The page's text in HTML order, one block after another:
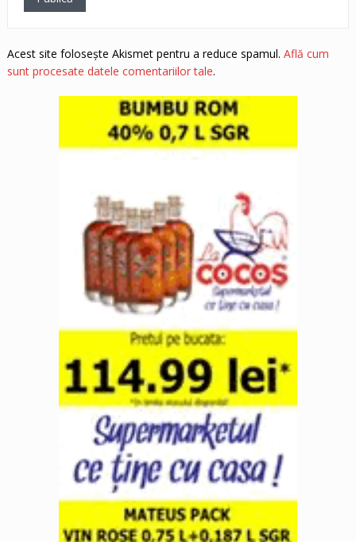
Acest site folosește Akismet pentru a reduce spamul. Află cum
sunt procesate datele comentariilor tale.